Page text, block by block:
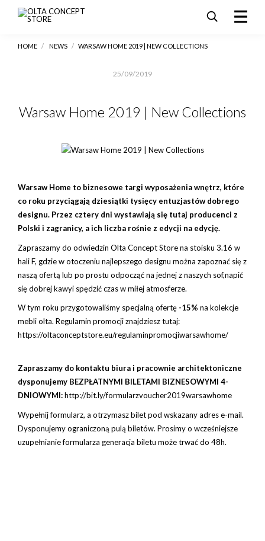
PRODUKTY
REALIZACJE
KONTAKT
HOME / NEWS / WARSAW HOME 2019 | NEW COLLECTIONS
25/09/2019
Warsaw Home 2019 | New Collections
Warsaw Home to biznesowe targi wyposażenia wnętrz, które
co roku przyciągają dziesiątki tysięcy entuzjastów dobrego
designu. Przez cztery dni wystawiają się tutaj producenci z
Polski i zagranicy, a ich liczba rośnie z edycji na edycję.
Zapraszamy do odwiedzin Olta Concept Store na stoisku 3.16 w
hali F, gdzie w otoczeniu najlepszego designu można zapoznać się z
naszą ofertą lub po prostu odpocząć na jednej z naszych sof,napić
się dobrej kawyi spędzić czas w miłej atmosferze.
W tym roku przygotowaliśmy specjalną ofertę -15% na kolekcje
mebli olta. Regulamin promocji znajdziesz tutaj:
https://oltaconceptstore.eu/regulaminpromocjiwarsawhome/
Zapraszamy do kontaktu biura i pracownie architektoniczne
dysponujemy BEZPŁATNYMI BILETAMI BIZNESOWYMI 4-
DNIOWYMI:http://bit.ly/formularzvoucher2019warsawhome
Wypełnij formularz, a otrzymasz bilet pod wskazany adres e-mail.
Dysponujemy ograniczoną pulą biletów. Prosimy o wcześniejsze
uzupełnianie formularza generacja biletu może trwać do 48h.